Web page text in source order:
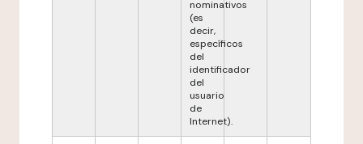
nominativos
(es
decir,
específicos
del
identificador
del
usuario
de
Internet).